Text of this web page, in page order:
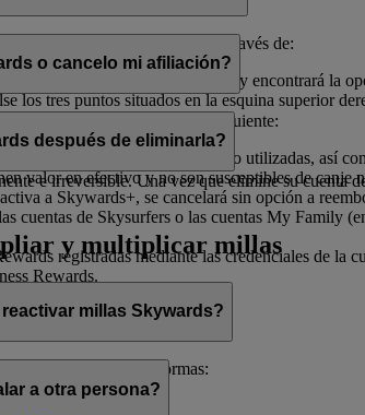
en cualquier momento a través de:
» y encontrará la
los tres puntos situados en la esquina superior
o cancelo mi afiliación?
afiliación, tenga en cuenta lo siguiente:
Skywards y recompensas no utilizadas, así
valor en efectivo y no son susceptibles de canje
a Skywards+, se cancelará sin opción a
cuentas de Skysurfers o las cuentas My Family
registradas mediante las credenciales de la
Rewards.
después de eliminarla?
e irreversible. Una vez que elimine su cuenta
y multiplicar millas
millas Skywards?
de las siguientes formas:
a otra persona?